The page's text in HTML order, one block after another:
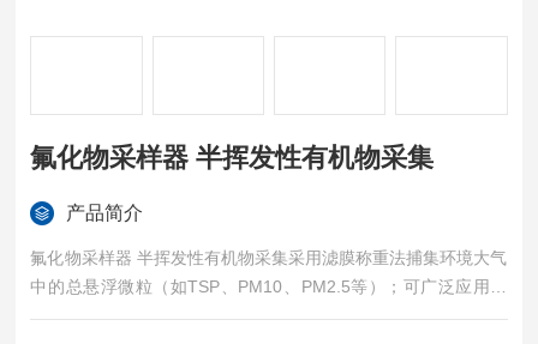
氟化物采样器 半挥发性有机物采集
产品简介
氟化物采样器 半挥发性有机物采集采用滤膜称重法捕集环境大气
中的总悬浮微粒（如TSP、PM10、PM2.5等）；可广泛应用于
环境监测、卫生防疫、劳动保护、科研院校等部门进行颗粒物的